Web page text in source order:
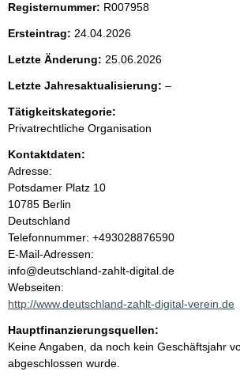
i
t
e
n
i
n
h
a
l
t
Registernummer: R007958
Ersteintrag: 24.04.2026
Letzte Änderung: 25.06.2026
Letzte Jahresaktualisierung: –l
Tätigkeitskategorie:
Privatrechtliche Organisation
Kontaktdaten:
Adresse:
Potsdamer Platz 10
10785 Berlin
Deutschland
K
o
n
t
a
t
i
n
Telefonnummer: +493028876590
E-Mail-Adressen:
info@deutschland-zahlt-digital.de
Webseiten:
http://www.deutschland-zahlt-digital-verein.de
Hauptfinanzierungsquellen:
Keine Angaben, da noch kein Geschäftsjahr
abgeschlossen wurde.